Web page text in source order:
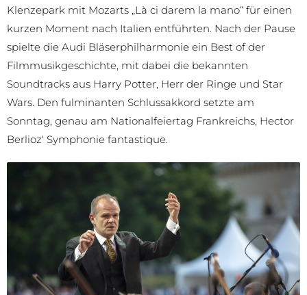
Klenzepark mit Mozarts „Là ci darem la mano“ für einen
kurzen Moment nach Italien entführten. Nach der Pause
spielte die Audi Bläserphilharmonie ein Best of der
Filmmusikgeschichte, mit dabei die bekannten
Soundtracks aus Harry Potter, Herr der Ringe und Star
Wars. Den fulminanten Schlussakkord setzte am
Sonntag, genau am Nationalfeiertag Frankreichs, Hector
Berlioz‘ Symphonie fantastique.